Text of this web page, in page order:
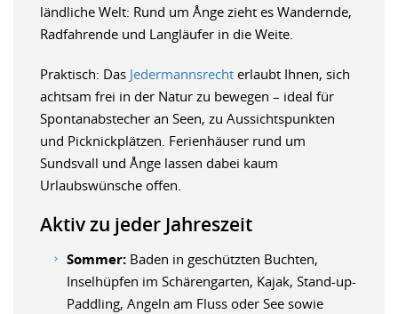
ländliche Welt: Rund um Ånge zieht es Wandernde,
Radfahrende und Langläufer in die Weite.
Praktisch: Das Jedermannsrecht erlaubt Ihnen, sich
achtsam frei in der Natur zu bewegen – ideal für
Spontanabstecher an Seen, zu Aussichtspunkten
und Picknickplätzen. Ferienhäuser rund um
Sundsvall und Ånge lassen dabei kaum
Urlaubswünsche offen.
Aktiv zu jeder Jahreszeit
Sommer: Baden in geschützten Buchten,
Inselhüpfen im Schärengarten, Kajak, Stand-up-
Paddling, Angeln am Fluss oder See sowie